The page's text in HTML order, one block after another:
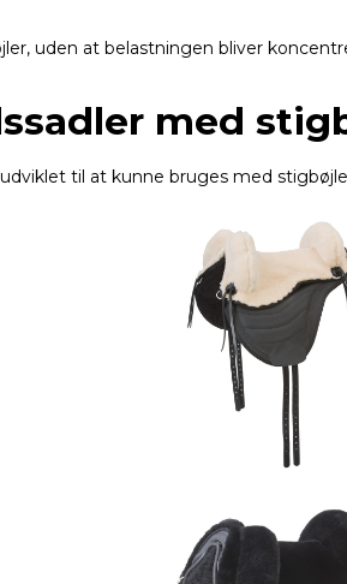
uden at belastningen bliver
med
til at kunne bruges med